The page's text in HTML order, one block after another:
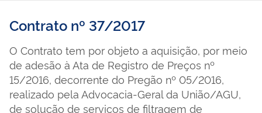
Contrato nº 37/2017
O Contrato tem por objeto a aquisição, por meio
de adesão à Ata de Registro de Preços nº
15/2016, decorrente do Pregão nº 05/2016,
realizado pela Advocacia-Geral da União/AGU,
de solução de serviços de filtragem de